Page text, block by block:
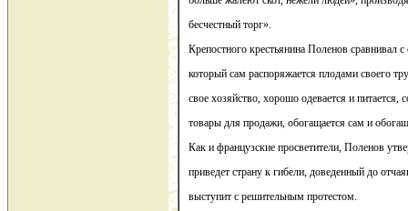
бесчестный торг».
Крепостного крестьянина Поленов сравнивал
который сам распоряжается плодами своего
свое хозяйство, хорошо одевается и питается,
товары для продажи, обогащается сам и
Как и французские просветители, Поленов
приведет страну к гибели, доведенный до
выступит с решительным протестом.